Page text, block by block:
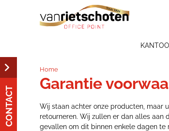
Home
Garantie
Wij staan achter onze producten, maar
retourneren. Wij zullen er dan alles
gevallen om dit binnen enkele dagen te
CONTACT